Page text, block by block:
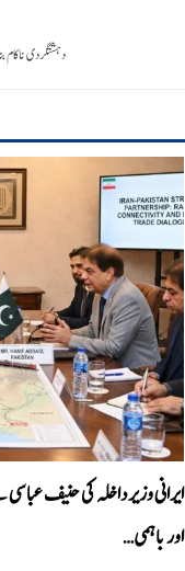
دہشتگردی ناکام
ایرانی وزیر داخلہ کی حنیف
اور باہمی…